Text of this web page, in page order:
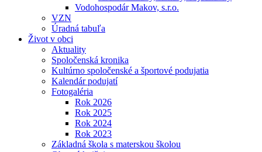
Vodohospodár Makov, s.r.o.
VZN
Úradná tabuľa
Život v obci
Aktuality
Spoločenská kronika
Kultúrno spoločenské a športové podujatia
Kalendár podujatí
Fotogaléria
Rok 2026
Rok 2025
Rok 2024
Rok 2023
Základná škola s materskou školou